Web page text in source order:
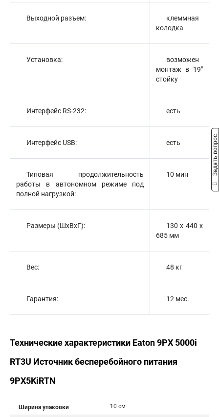
Выходной разъем:
клеммная
колодка
Установка:
возможен
монтаж в 19"
стойку
Интерфейс RS-232: есть
Интерфейс USB: есть
Типовая продолжительность
работы в автономном режиме под
полной нагрузкой:
10 мин
Размеры (ШхВхГ):
130 х 440 х
685 мм
Вес: 48 кг
Гарантия: 12 мес.
Технические характеристики Eaton 9PX 5000i
RT3U Источник бесперебойного питания
9PX5KiRTN
Ширина упаковки 10 см
Задать вопрос